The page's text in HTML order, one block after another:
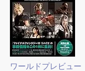
ワールドプレビュー